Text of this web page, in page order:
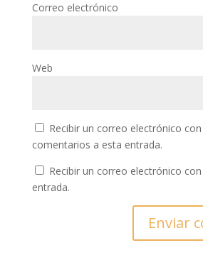
Correo electrónico
Web
Recibir un correo electrónico
comentarios a esta entrada.
Recibir un correo electrónico
entrada.